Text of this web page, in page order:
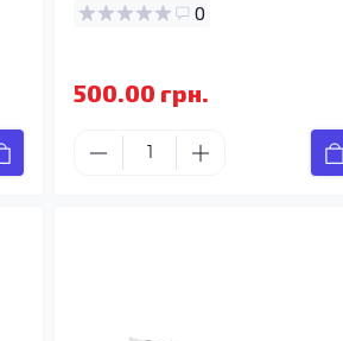
0
500.00 грн.